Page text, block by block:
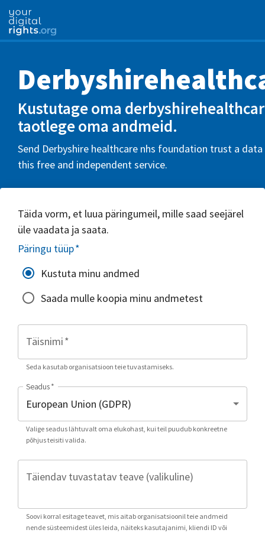
Kustutage oma
taotlege oma andmeid.
Send Derbyshire healthcare nhs foundation trust a
this free and independent service.
Täida vorm, et luua päringumeil, mille saad seejärel
üle vaadata ja saata.
Päringu tüüp*
Kustuta minu andmed
Saada mulle koopia minu andmetest
Täisnimi*
Seda kasutab organisatsioon teie tuvastamiseks.
Seadus*
Valige seadus lähtuvalt oma elukohast, kui teil puudub konkreetne
põhjus teisiti valida.
Täiendav tuvastatav teave (valikuline)
Soovi korral esitage teavet, mis aitab organisatsioonil teie andmeid
nende süsteemidest üles leida, näiteks kasutajanimi, kliendi ID või